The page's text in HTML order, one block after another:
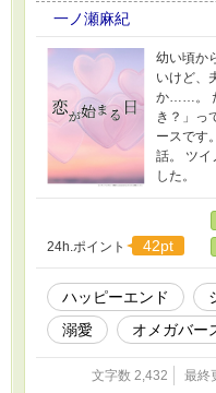
す。 一度
一ノ瀬麻紀
幼い頃か
いけど、
か……。
き？」っ
ースです
話。 ツイ
した。
24h.ポイント 42pt
ハッピーエンド
溺愛
オメガバー
文字数 2,432 最終